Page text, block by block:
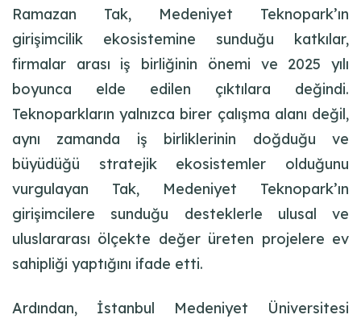
Ramazan Tak, Medeniyet Teknopark’ın
girişimcilik ekosistemine sunduğu katkılar,
firmalar arası iş birliğinin önemi ve 2025 yılı
boyunca elde edilen çıktılara değindi.
Teknoparkların yalnızca birer çalışma alanı değil,
aynı zamanda iş birliklerinin doğduğu ve
büyüdüğü stratejik ekosistemler olduğunu
vurgulayan Tak, Medeniyet Teknopark’ın
girişimcilere sunduğu desteklerle ulusal ve
uluslararası ölçekte değer üreten projelere ev
sahipliği yaptığını ifade etti.
Ardından, İstanbul Medeniyet Üniversitesi